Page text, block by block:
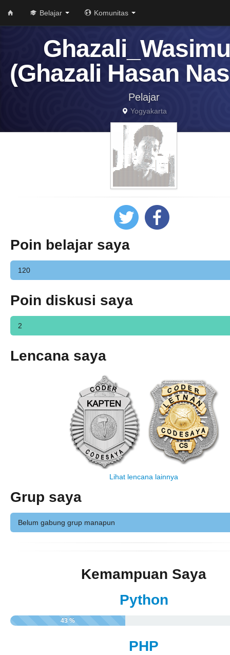
Belajar Komunitas
(Ghazali Hasan
Pelajar
Yogyakarta
Poin belajar saya
120
Poin diskusi saya
2
Lencana saya
Lihat lencana lainnya
Grup saya
Belum gabung grup manapun
Kemampuan Saya
Python
43 %
PHP